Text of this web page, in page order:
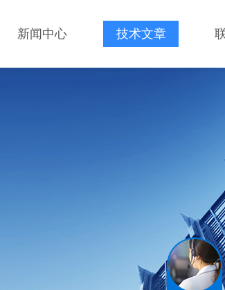
新闻中心 技术文章